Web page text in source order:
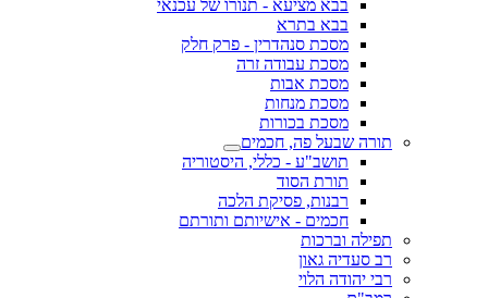
בבא מציעא - תנורו של עכנאי
בבא בתרא
מסכת סנהדרין - פרק חלק
מסכת עבודה זרה
מסכת אבות
מסכת מנחות
מסכת בכורות
תורה שבעל פה, חכמים
תושב"ע - כללי, היסטוריה
תורת הסוד
רבנות, פסיקת הלכה
חכמים - אישיותם ותורתם
תפילה וברכות
רב סעדיה גאון
רבי יהודה הלוי